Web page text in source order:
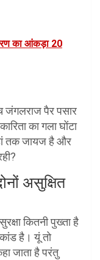
का आंकड़ा 20
जंगलराज पैर पसार
का गला घोंटा
तक जायज है और
असुक्षित
कितनी पुख्ता है
है। यूं तो
जाता है परंतु